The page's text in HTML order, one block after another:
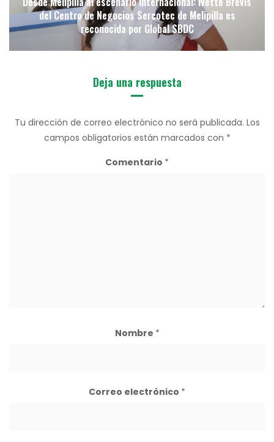
del Centro de Negocios Sercotec de Melipilla es
reconocida por Global SBDC
Deja una respuesta
Tu dirección de correo electrónico no será publicada. Los
campos obligatorios están marcados con *
Comentario *
Nombre *
Correo electrónico *